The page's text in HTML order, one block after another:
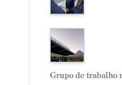
Grupo de trabalho